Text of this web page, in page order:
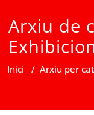
Arxiu de
Inici / Arxiu per